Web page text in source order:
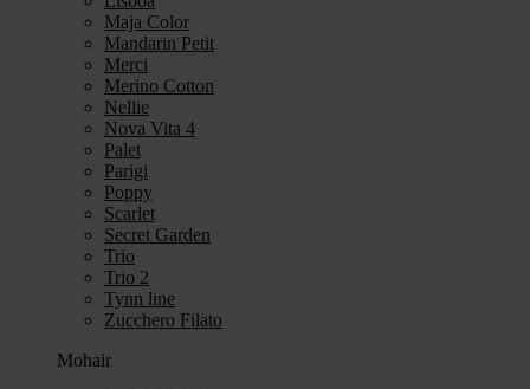
Maja Color
Mandarin Petit
Merci
Merino Cotton
Nellie
Nova Vita 4
Palet
Parigi
Poppy
Scarlet
Secret Garden
Trio
Trio 2
Tynn line
Zucchero Filato
Mohair